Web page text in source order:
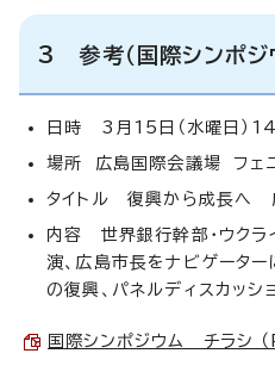
3 参考（国際シンポジ
日時 3月15日（水曜日）
場所 広島国際会議場 フェ
タイトル 復興から成長へ
内容 世界銀行幹部・ウクラ
演、広島市長をナビゲータ
の復興、パネルディスカッシ
国際シンポジウム チラシ